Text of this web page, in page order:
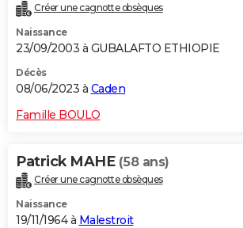
Créer une cagnotte obsèques
Naissance
23/09/2003 à GUBALAFTO ETHIOPIE
Décès
08/06/2023 à Caden
Famille BOULO
Patrick MAHE (58 ans)
Créer une cagnotte obsèques
Naissance
19/11/1964 à Malestroit